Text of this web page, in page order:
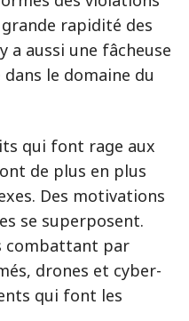
rapidité des
a aussi une fâcheuse
le domaine du
qui font rage aux
de plus en plus
Des motivations
se superposent.
combattant par
drones et cyber-
qui font les